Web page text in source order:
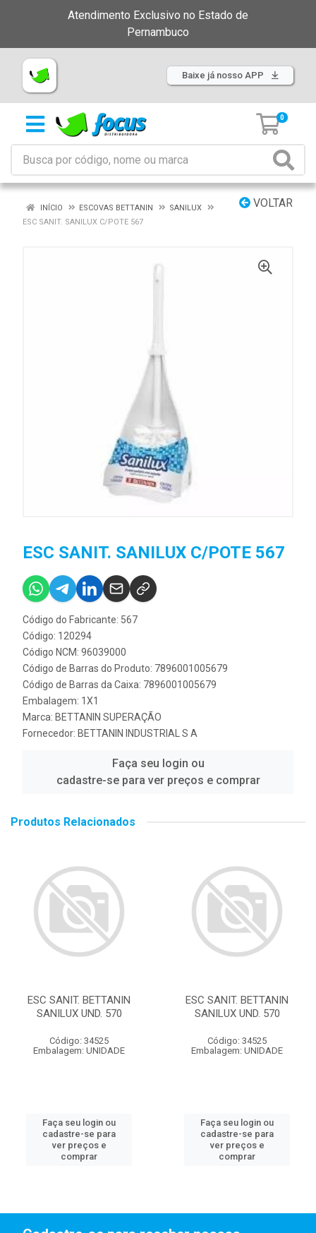
Atendimento Exclusivo no Estado de
Pernambuco
Baixe já nosso APP
0
VOLTAR
INÍCIO ESCOVAS BETTANIN
SANILUX
ESC SANIT. SANILUX C/POTE 567
ESC SANIT. SANILUX C/POTE 567
Código do Fabricante: 567
Código: 120294
Código NCM: 96039000
Código de Barras do Produto: 7896001005679
Código de Barras da Caixa: 7896001005679
Embalagem: 1X1
Marca: BETTANIN SUPERAÇÃO
Fornecedor: BETTANIN INDUSTRIAL S A
Faça seu login ou
cadastre-se para ver preços e comprar
Produtos Relacionados
ESC SANIT. BETTANIN
SANILUX UND. 570
Código: 34525
Embalagem: UNIDADE
Faça seu login ou
cadastre-se para
ver preços e
comprar
ESC SANIT. BETTANIN
SANILUX UND. 570
Código: 34525
Embalagem: UNIDADE
Faça seu login ou
cadastre-se para
ver preços e
comprar